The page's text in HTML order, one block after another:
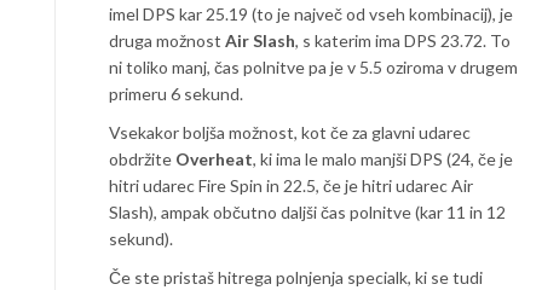
imel DPS kar 25.19 (to je največ od vseh kombinacij), je
druga možnost Air Slash, s katerim ima DPS 23.72. To
ni toliko manj, čas polnitve pa je v 5.5 oziroma v drugem
primeru 6 sekund.
Vsekakor boljša možnost, kot če za glavni udarec
obdržite Overheat, ki ima le malo manjši DPS (24, če je
hitri udarec Fire Spin in 22.5, če je hitri udarec Air
Slash), ampak občutno daljši čas polnitve (kar 11 in 12
sekund).
Če ste pristaš hitrega polnjenja specialk, ki se tudi